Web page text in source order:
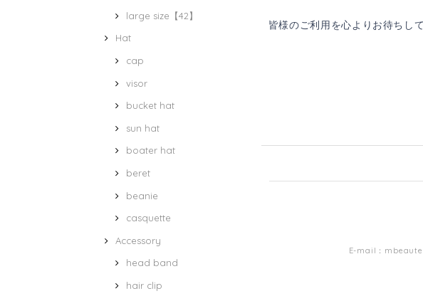
large size【42】
Hat
cap
visor
bucket hat
sun hat
boater hat
beret
beanie
casquette
Accessory
head band
hair clip
皆様のご利用を心よりお待ちし
E-mail：